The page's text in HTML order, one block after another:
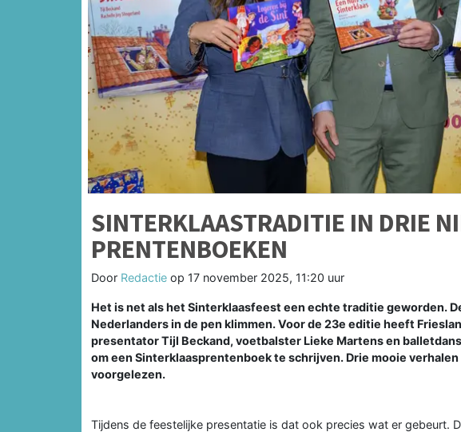
SINTERKLAASTRADITIE IN DRIE
PRENTENBOEKEN
Door Redactie op 17 november 2025, 11:20 uur
Het is net als het Sinterklaasfeest een echte traditie geworden.
Nederlanders in de pen klimmen. Voor de 23e editie heeft
presentator Tijl Beckand, voetbalster Lieke Martens en
om een Sinterklaasprentenboek te schrijven. Drie mooie
voorgelezen.
Tijdens de feestelijke presentatie is dat ook precies wat er gebeurt.